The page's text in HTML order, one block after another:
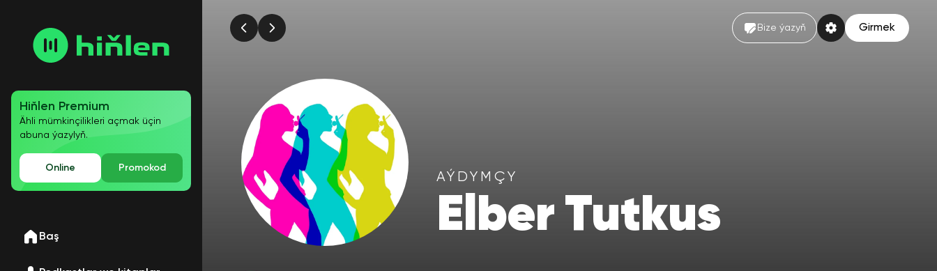
Hiňlen Premium
Ähli mümkinçilikleri açmak üçin
abuna ýazylyň.
Online Promokod
Baş
Bize ýazyň Girmek
AÝDYMÇY
Elber Tutkus